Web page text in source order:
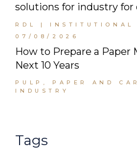
solutions for industry for
RDL | INSTITUTIONAL
07/08/2026
How to Prepare a Paper
Next 10 Years
PULP, PAPER AND
INDUSTRY
Tags